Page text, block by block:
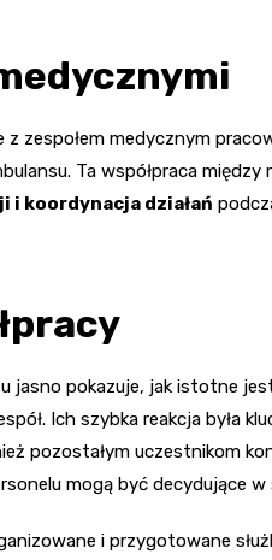
zespołem medycznym
Ta współpraca między
koordynacja działań
jasno pokazuje, jak istotne
Ich szybka reakcja była
pozostałym uczestnikom
mogą być decydujące
i przygotowane